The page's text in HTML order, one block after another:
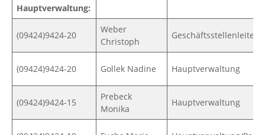
Hauptverwaltung:
(09424)9424-20
Weber
Christoph
Geschäftsstellenleiter
(09424)9424-20 Gollek Nadine Hauptverwaltung
(09424)9424-15
Prebeck
Monika
Hauptverwaltung